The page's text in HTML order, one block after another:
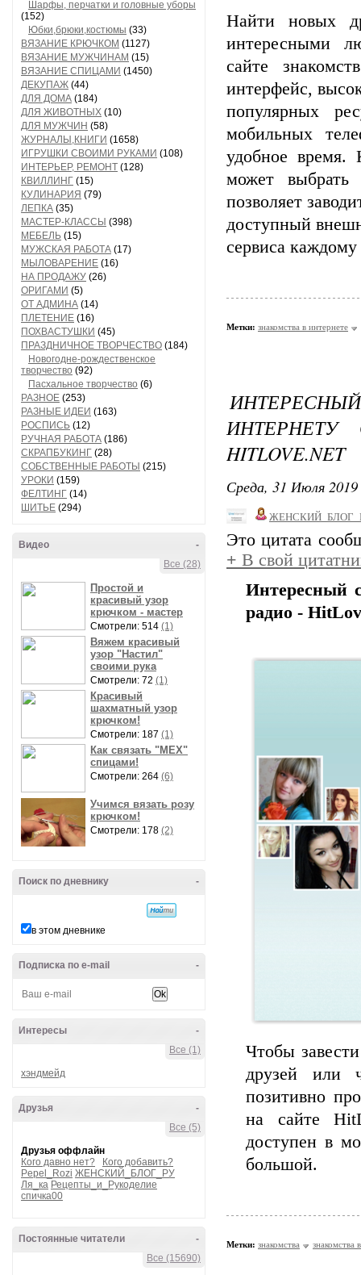
Шарфы, перчатки и головные уборы
(152)
Юбки,брюки,костюмы (33)
ВЯЗАНИЕ КРЮЧКОМ (1127)
ВЯЗАНИЕ МУЖЧИНАМ (15)
ВЯЗАНИЕ СПИЦАМИ (1450)
ДЕКУПАЖ (44)
ДЛЯ ДОМА (184)
ДЛЯ ЖИВОТНЫХ (10)
ДЛЯ МУЖЧИН (58)
ЖУРНАЛЫ,КНИГИ (1658)
ИГРУШКИ СВОИМИ РУКАМИ (108)
ИНТЕРЬЕР, РЕМОНТ (128)
КВИЛЛИНГ (15)
КУЛИНАРИЯ (79)
ЛЕПКА (35)
МАСТЕР-КЛАССЫ (398)
МЕБЕЛЬ (15)
МУЖСКАЯ РАБОТА (17)
МЫЛОВАРЕНИЕ (16)
НА ПРОДАЖУ (26)
ОРИГАМИ (5)
ОТ АДМИНА (14)
ПЛЕТЕНИЕ (16)
ПОХВАСТУШКИ (45)
ПРАЗДНИЧНОЕ ТВОРЧЕСТВО (184)
Новогодне-рождественское
творчество (92)
Пасхальное творчество (6)
РАЗНОЕ (253)
РАЗНЫЕ ИДЕИ (163)
РОСПИСЬ (12)
РУЧНАЯ РАБОТА (186)
СКРАПБУКИНГ (28)
СОБСТВЕННЫЕ РАБОТЫ (215)
УРОКИ (159)
ФЕЛТИНГ (14)
ШИТЬЕ (294)
-
Видео
Все (28)
Простой и
красивый узор
крючком - мастер
Смотрели: 514 (1)
Вяжем красивый
узор "Настил"
своими рука
Смотрели: 72 (1)
Красивый
шахматный узор
крючком!
Смотрели: 187 (1)
Как связать "МЕХ"
спицами!
Смотрели: 264 (6)
Учимся вязать розу
крючком!
Смотрели: 178 (2)
-
Поиск по дневнику
в этом дневнике
-
Подписка по e-mail
-
Интересы
Все (1)
хэндмейд
-
Друзья
Все (5)
Друзья оффлайн
Кого давно нет?
Кого добавить?
Pepel_Rozi ЖЕНСКИЙ_БЛОГ_РУ
Ля_ка Рецепты_и_Рукоделие
спичка00
-
Постоянные читатели
Все (15690)
Найти новых
интересными
сайте
интерфейс,
популярных
мобильных
удобное время.
может
позволяет
доступный
сервиса
Метки: знакомства в интернете
HITLOVE.NET
Среда, 31 Июля
Это цитата
+ В свой
Интересный
радио -
Чтобы
друзей или
позитивно
на сайте
доступен в
большой.
Метки: знакомства знакомства